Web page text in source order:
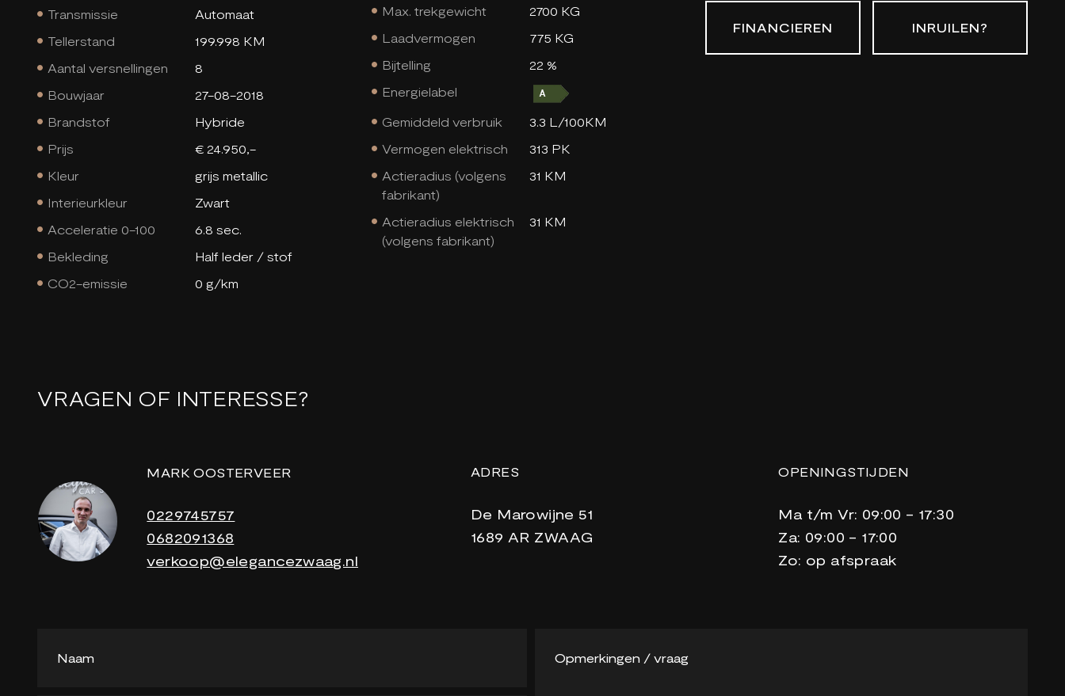
FINANCIEREN INRUILEN?
Transmissie
Automaat
Tellerstand
199.998 KM
Aantal versnellingen
8
Bouwjaar
27-08-2018
Brandstof
Hybride
Prijs
€ 24.950,-
Kleur
grijs metallic
Interieurkleur
Zwart
Acceleratie 0-100
6.8 sec.
Bekleding
Half leder / stof
CO2-emissie
0 g/km
Max. trekgewicht
2700 KG
Laadvermogen
775 KG
Bijtelling
22 %
Energielabel
Gemiddeld verbruik
3.3 L/100KM
Vermogen elektrisch
313 PK
Actieradius (volgens
fabrikant)
31 KM
Actieradius elektrisch
(volgens fabrikant)
31 KM
VRAGEN OF INTERESSE?
MARK OOSTERVEER
0229745757
0682091368
verkoop@elegancezwaag.nl
ADRES
De Marowijne 51
1689 AR ZWAAG
OPENINGSTIJDEN
Ma t/m Vr: 09:00 - 17:30
Za: 09:00 - 17:00
Zo: op afspraak